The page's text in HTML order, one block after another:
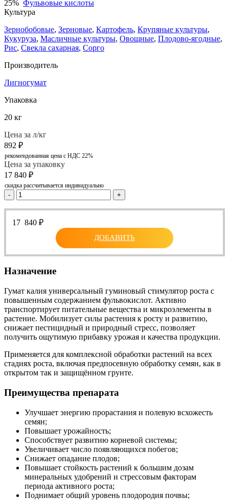
25% Фульвовые кислоты
Культура
Зернобобовые, Зерновые, Картофель, Крупяные культуры,
Кукуруза, Масличные культуры, Овощные, Плодово-ягодные,
Рис, Свекла сахарная, Сорго
Производитель
Лигногумат
Упаковка
20 кг
Цена за л/кг
892 ₽
рекомендованная цена с НДС 22%
Цена за упаковку
17 840 ₽
скидка рассчитывается индивидуально
- +
17 840 ₽
ДОБАВИТЬ
Назначение
Гумат калия универсальный гуминовый стимулятор роста с
повышенным содержанием фульвокислот. Активно
транспортирует питательные вещества и микроэлементы в
растение. Мобилизует силы растения к росту и развитию,
снижает пестицидный и природный стресс, позволяет
получить ощутимую прибавку урожая и качества продукции.
Применяется для комплексной обработки растений на всех
стадиях роста, включая предпосевную обработку семян, как в
открытом так и защищённом грунте.
Преимущества препарата
Улучшает энергию прорастания и полевую всхожесть
семян;
Повышает урожайность;
Способствует развитию корневой системы;
Увеличивает число появляющихся побегов;
Снижает опадание плодов;
Повышает стойкость растений к большим дозам
минеральных удобрений и стрессовым факторам
периода активного роста;
Поднимает общий уровень плодородия почвы;